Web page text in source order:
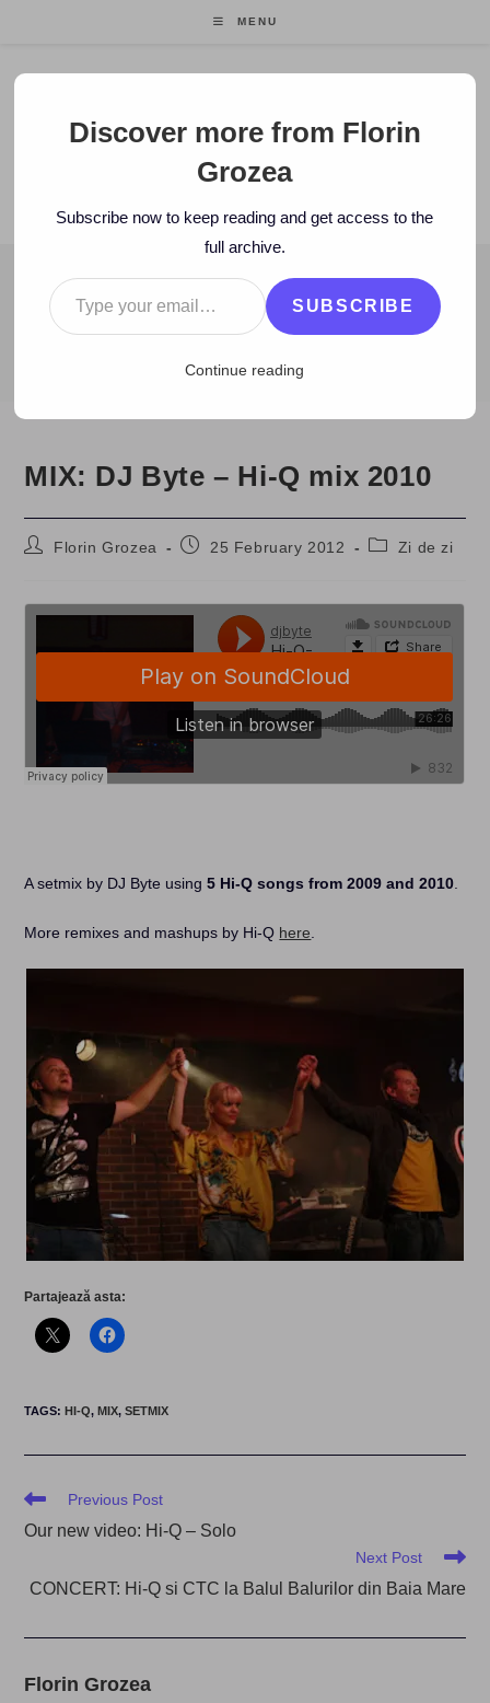
MENU
Florin Grozea
ENTREPRENEUR. FOUNDER/CEO MOCAPP.
BLOG
2012 > February > 25 > Zi de zi > MIX: DJ Byte – Hi-Q mix 2010
MIX: DJ Byte – Hi-Q mix 2010
PostFlorin Grozea
Post25 February 2012
PostZi de zi
A setmix by DJ Byte using5 Hi-Q songs from 2009 and 2010
More remixes and mashups by Hi-Q here
Partajează asta:
TAGS:HI-Q, MIX, SETMIX
Read
articles
Previous Post
Our new video: Hi-Q – Solo
Next Post
CONCERT: Hi-Q si CTC la Balul Balurilor din Baia Mare
Florin Grozea
Discover more from Florin
Grozea
Subscribe now to keep reading and get access to the
full archive.
Type your email…
SUBSCRIBE
Continue reading